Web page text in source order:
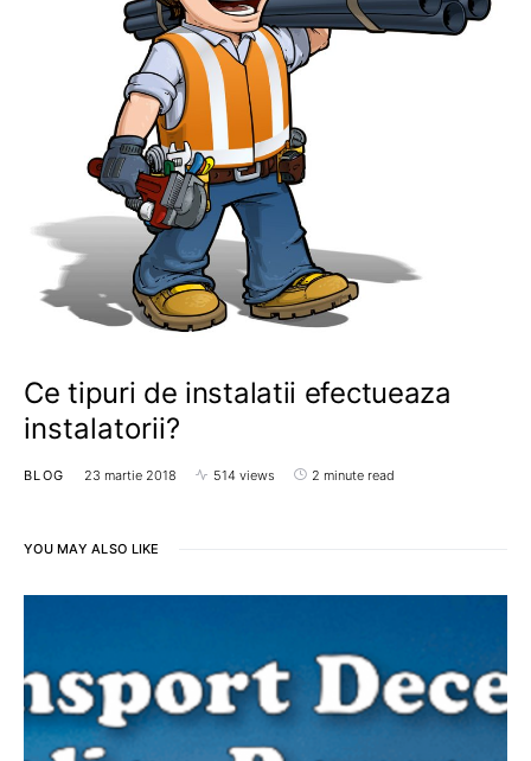
Ce tipuri de instalatii efectueaza
instalatorii?
BLOG 23 martie 2018 514 views 2 minute read
YOU MAY ALSO LIKE